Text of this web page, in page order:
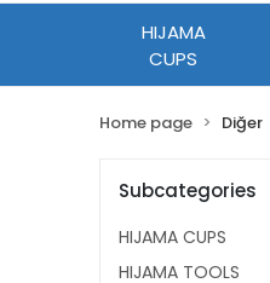
HIJAMA
CUPS
Home page Diğer
Subcategories
HIJAMA CUPS
HIJAMA TOOLS